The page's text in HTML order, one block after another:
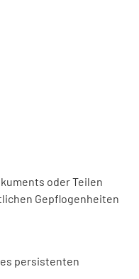
oder Teilen
Gepflogenheiten
persistenten